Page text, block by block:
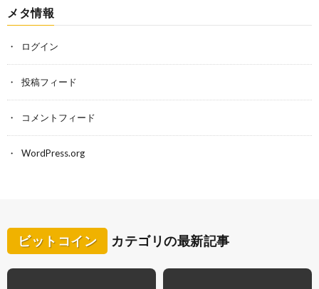
メタ情報
ログイン
投稿フィード
コメントフィード
WordPress.org
ビットコイン カテゴリの最新記事